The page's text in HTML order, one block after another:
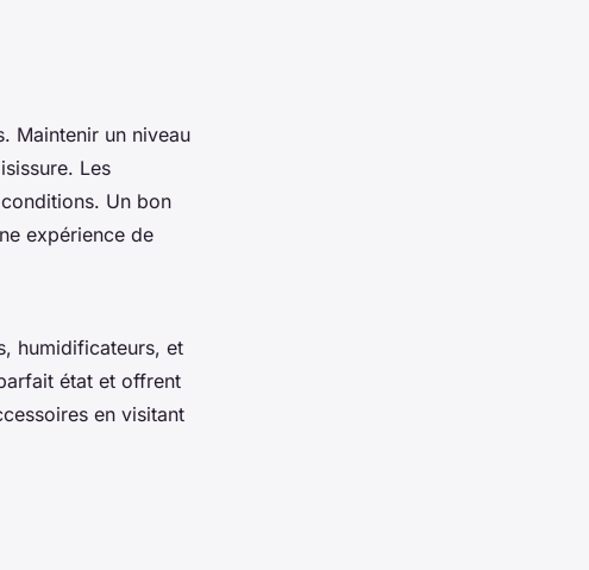
Maintenir un niveau
Les
Un bon
expérience de
humidificateurs, et
état et offrent
en visitant